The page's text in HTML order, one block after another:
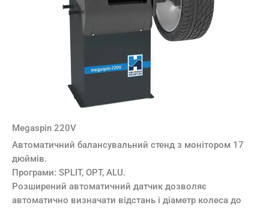
Megaspin 220V
Автоматичний балансувальний стенд з монітором 17
дюймів.
Програми: SPLIT, OPT, ALU.
Розширений автоматичний датчик дозволяє
автоматично визначати відстань і діаметр колеса до